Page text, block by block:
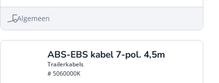
Algemeen
ABS-EBS kabel 7-pol. 4,5m
Trailerkabels
# 5060000K